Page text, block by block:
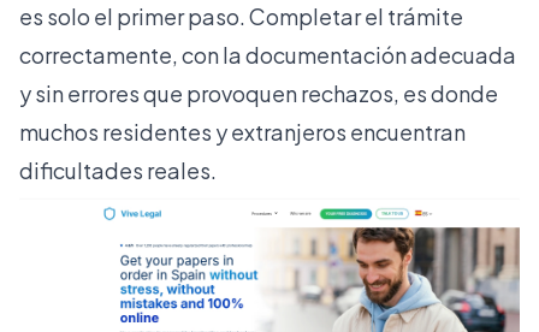
es solo el primer paso. Completar el trámite
correctamente, con la documentación adecuada
y sin errores que provoquen rechazos, es donde
muchos residentes y extranjeros encuentran
dificultades reales.